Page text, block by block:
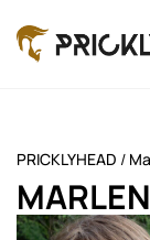
PRICKLYHEAD /